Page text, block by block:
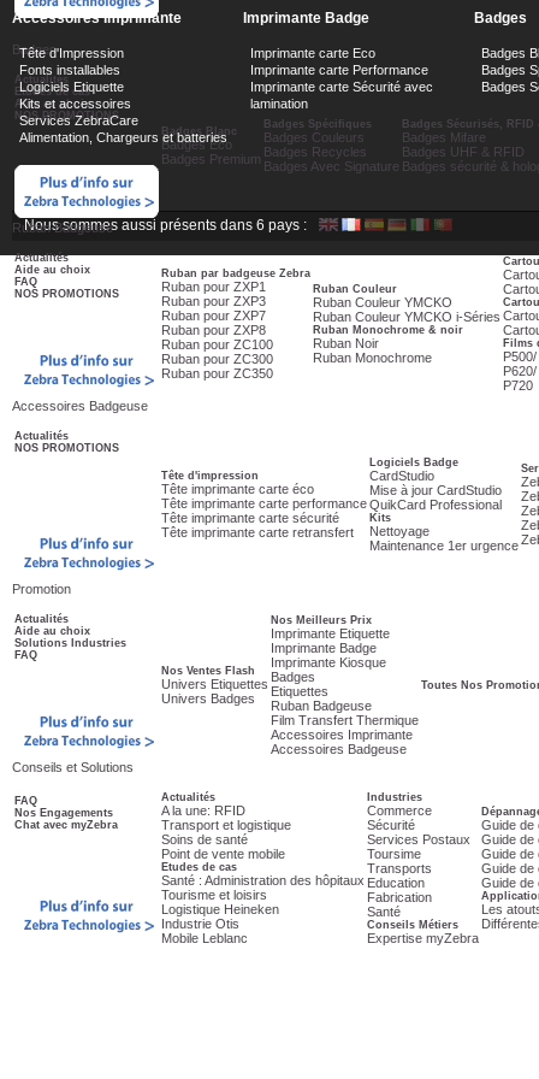
Badges
Actualités
Etudes de cas
Aide au choix
NOS PROMOTIONS
Badges Blanc
Badges Eco
Badges Premium
Badges Spécifiques
Badges Couleurs
Badges Recycles
Badges Avec Signature
Badges Sécurisés, RFID
Badges Mifare
Badges UHF & RFID
Badges sécurité &
Ruban Badgeuse
Actualités
Aide au choix
FAQ
NOS PROMOTIONS
Ruban par badgeuse Zebra
Ruban pour ZXP1
Ruban pour ZXP3
Ruban pour ZXP7
Ruban pour ZXP8
Ruban pour ZC100
Ruban pour ZC300
Ruban pour ZC350
Ruban Couleur
Ruban Couleur YMCKO
Ruban Couleur YMCKO i-Séries
Ruban Monochrome & noir
Ruban Noir
Ruban Monochrome
Films
P720
Accessoires Badgeuse
Actualités
NOS PROMOTIONS
Tête d'impression
Tête imprimante carte éco
Tête imprimante carte performance
Tête imprimante carte sécurité
Tête imprimante carte retransfert
Logiciels Badge
CardStudio
Mise à jour CardStudio
QuikCard Professional
Kits
Nettoyage
Maintenance 1er urgence
Promotion
Actualités
Aide au choix
Solutions Industries
FAQ
Nos Ventes Flash
Univers Etiquettes
Univers Badges
Nos Meilleurs Prix
Imprimante Etiquette
Imprimante Badge
Imprimante Kiosque
Badges
Etiquettes
Ruban Badgeuse
Film Transfert Thermique
Accessoires Imprimante
Accessoires Badgeuse
Toutes Nos
Conseils et Solutions
FAQ
Nos Engagements
Chat avec myZebra
Actualités
A la une: RFID
Transport et logistique
Soins de santé
Point de vente mobile
Etudes de cas
Santé : Administration des hôpitaux
Tourisme et loisirs
Logistique Heineken
Industrie Otis
Mobile Leblanc
Industries
Commerce
Sécurité
Services Postaux
Toursime
Transports
Education
Fabrication
Santé
Conseils Métiers
Expertise myZebra
Guide de
Guide de
Guide de
Guide de
Guide de
Les
Accessoires Imprimante
Tête d'Impression
Fonts installables
Logiciels Etiquette
Kits et accessoires
Services ZebraCare
Alimentation, Chargeurs et batteries
Imprimante Badge
Imprimante carte Eco
Imprimante carte Performance
Imprimante carte Sécurité avec
lamination
Badges
Badges
Badges
Badges
Nous sommes aussi présents dans 6 pays :